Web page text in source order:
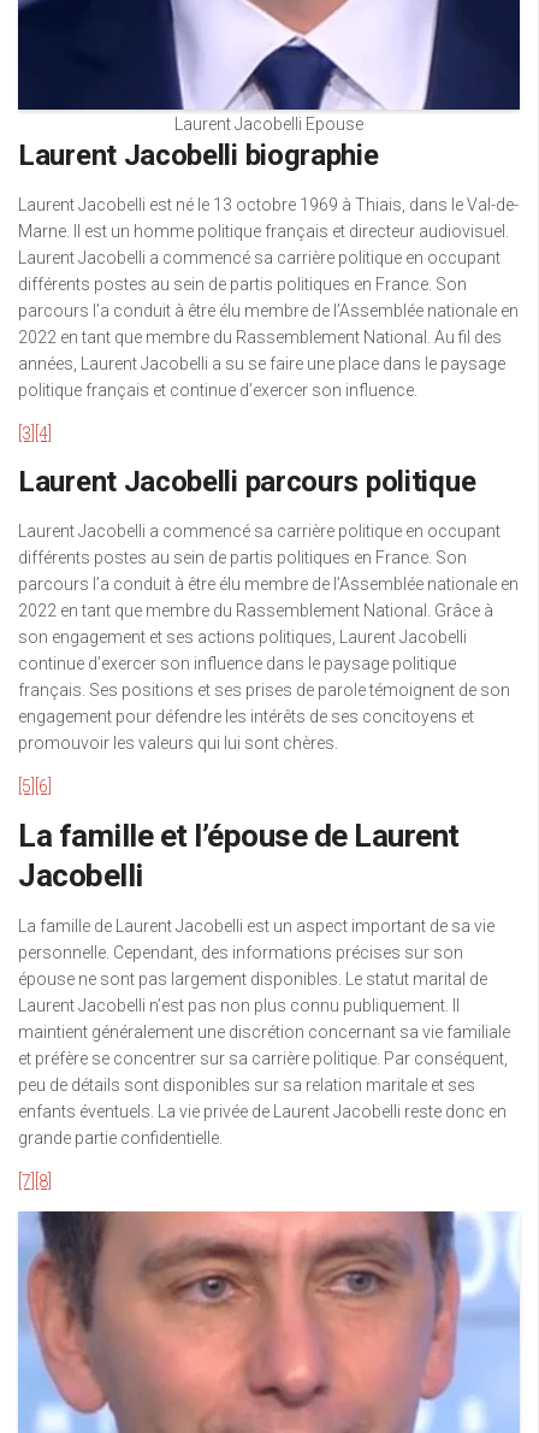
Laurent Jacobelli Epouse
Laurent Jacobelli biographie
Laurent Jacobelli est né le 13 octobre 1969 à Thiais, dans le Val-de-
Marne. Il est un homme politique français et directeur audiovisuel.
Laurent Jacobelli a commencé sa carrière politique en occupant
différents postes au sein de partis politiques en France. Son
parcours l’a conduit à être élu membre de l’Assemblée nationale en
2022 en tant que membre du Rassemblement National. Au fil des
années, Laurent Jacobelli a su se faire une place dans le paysage
politique français et continue d’exercer son influence.
[3] [4]
Laurent Jacobelli parcours politique
Laurent Jacobelli a commencé sa carrière politique en occupant
différents postes au sein de partis politiques en France. Son
parcours l’a conduit à être élu membre de l’Assemblée nationale en
2022 en tant que membre du Rassemblement National. Grâce à
son engagement et ses actions politiques, Laurent Jacobelli
continue d’exercer son influence dans le paysage politique
français. Ses positions et ses prises de parole témoignent de son
engagement pour défendre les intérêts de ses concitoyens et
promouvoir les valeurs qui lui sont chères.
[5] [6]
La famille et l’épouse de Laurent
Jacobelli
La famille de Laurent Jacobelli est un aspect important de sa vie
personnelle. Cependant, des informations précises sur son
épouse ne sont pas largement disponibles. Le statut marital de
Laurent Jacobelli n’est pas non plus connu publiquement. Il
maintient généralement une discrétion concernant sa vie familiale
et préfère se concentrer sur sa carrière politique. Par conséquent,
peu de détails sont disponibles sur sa relation maritale et ses
enfants éventuels. La vie privée de Laurent Jacobelli reste donc en
grande partie confidentielle.
[7] [8]